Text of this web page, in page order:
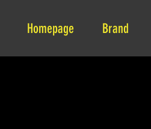
Homepage Brand